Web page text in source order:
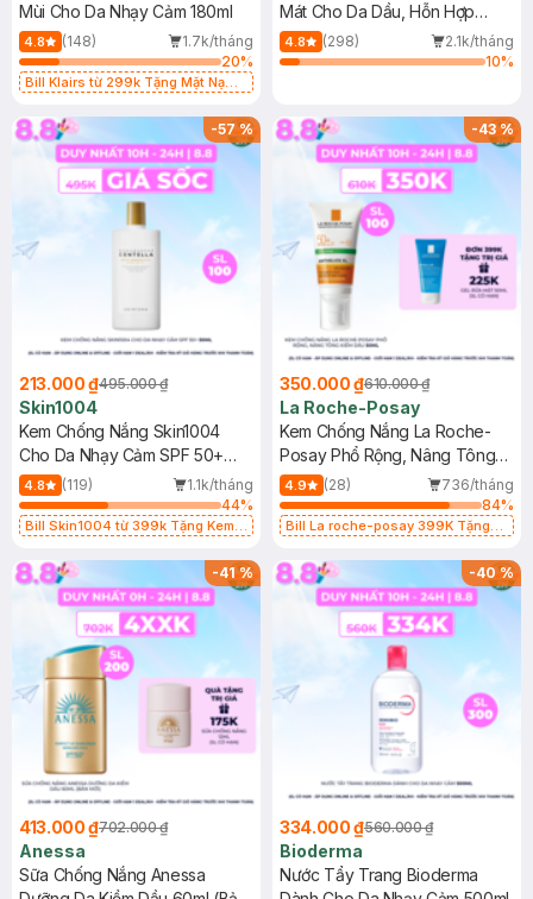
Mùi Cho Da Nhạy Cảm 180ml
4.8 (148)
1.7k/tháng
20%
Bill Klairs từ 299k Tặng Mặt Nạ
25ml (SL Có Hạn)
Mát Cho Da Dầu, Hỗn Hợp
400ml
4.8 (298)
2.1k/tháng
10%
-57%
213.000 ₫495.000 ₫
Skin1004
Kem Chống Nắng Skin1004
Cho Da Nhạy Cảm SPF 50+
50ml
4.8 (119)
1.1k/tháng
44%
Bill Skin1004 từ 399k Tặng Kem
SPF 50+ 20ml (SL Có Hạn)
-43%
350.000 ₫610.000 ₫
La Roche-Posay
Kem Chống Nắng La Roche-
Posay Phổ Rộng, Nâng Tông
Kiềm Dầu 50ml
4.9 (28)
736/tháng
84%
Bill La roche-posay 399K Tặng
(SL có hạn)
-41%
413.000 ₫702.000 ₫
Anessa
Sữa Chống Nắng Anessa
-40%
334.000 ₫560.000 ₫
Bioderma
Nước Tẩy Trang Bioderma